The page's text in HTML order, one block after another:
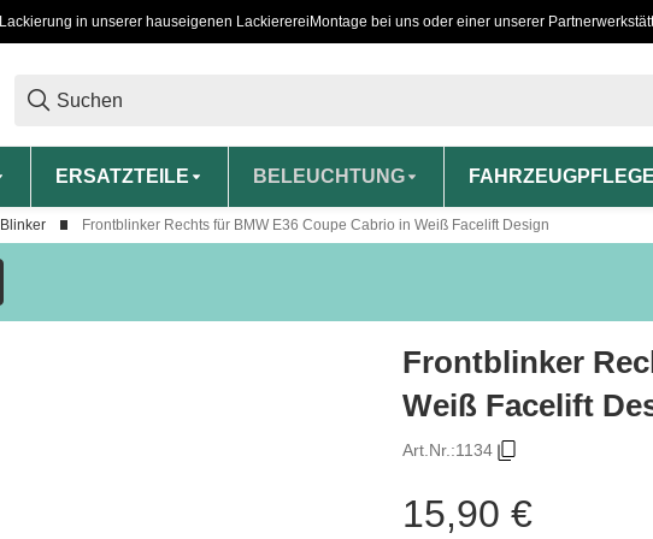
Lackierung in unserer hauseigenen Lackiererei Montage bei uns oder einer unserer
ERSATZTEILE BELEUCHTUNG
Blinker Frontblinker Rechts für BMW E36 Coupe Cabrio in Weiß Facelift Design
Frontblinker
Weiß Facelift
Art.Nr.:1134
15,90 €